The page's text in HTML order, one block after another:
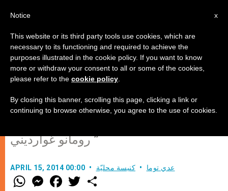
خراب أورشليم ونهاية العالم .. ماذا
سيحدُث ؟ (3)
” رومانو غوارديني
APRIL 15, 2014 00:00 عدي توما كنيسة محليّة
W
h
M
e
F
a w
x
Notice
This website or its third party tools use cookies, which are
necessary to its functioning and required to achieve the
purposes illustrated in the cookie policy. If you want to know
more or withdraw your consent to all or some of the cookies,
please refer to the cookie policy
By closing this banner, scrolling this page, clicking a link or
continuing to browse otherwise, you agree to the use of cookies.